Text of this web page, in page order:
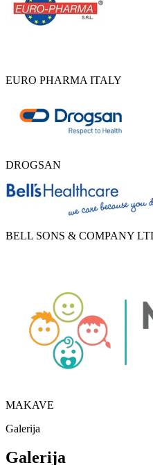
EURO PHARMA ITALY
DROGSAN
BELL SONS & COMPANY
MAKAVE
Galerija
Galerija